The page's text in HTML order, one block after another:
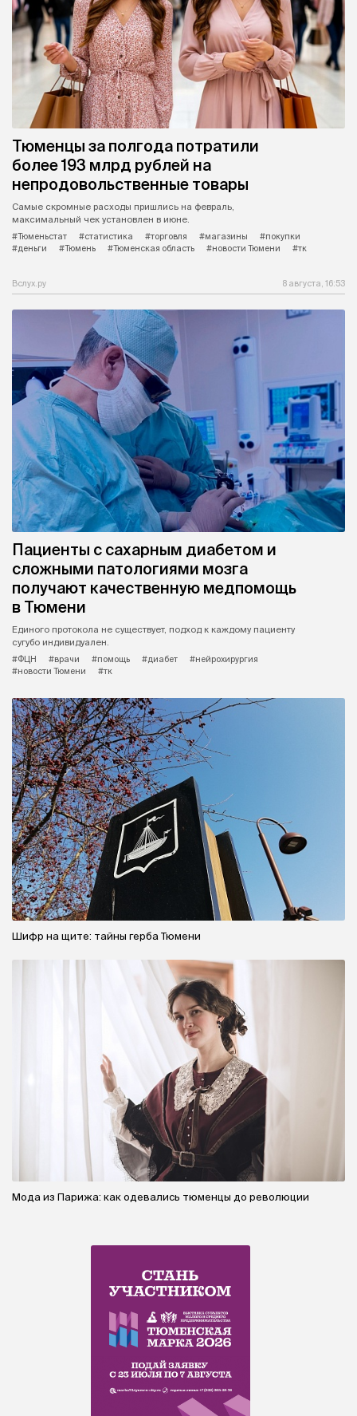
Тюменцы за полгода потратили
более 193 млрд рублей на
непродовольственные товары
Самые скромные расходы пришлись на февраль,
максимальный чек установлен в июне.
#Тюменьстат
#статистика #торговля #магазины
#покупки
#деньги
#Тюмень #Тюменская область #новости Тюмени #тк
Вслух.ру 8 августа, 16:53
Пациенты с сахарным диабетом и
сложными патологиями мозга
получают качественную медпомощь
в Тюмени
Единого протокола не существует, подход к каждому пациенту
сугубо индивидуален.
#ФЦН
#врачи #помощь #диабет
#нейрохирургия
#новости Тюмени
#тк
Шифр на щите: тайны герба Тюмени
Мода из Парижа: как одевались тюменцы до революции